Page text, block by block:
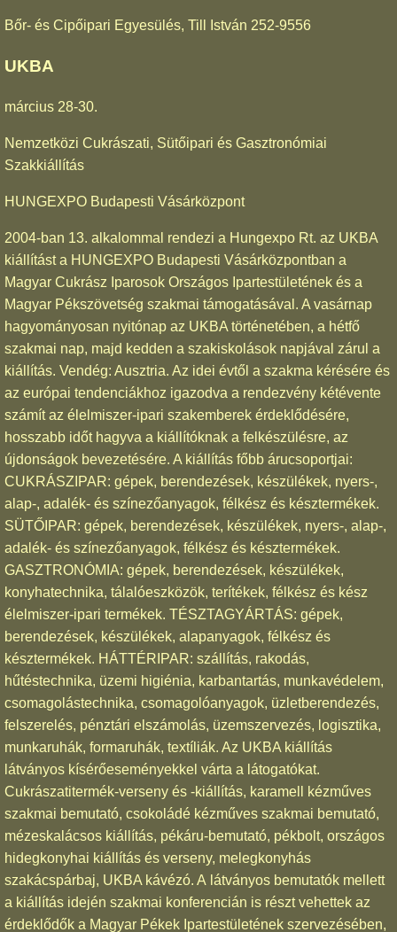
Bőr- és Cipőipari Egyesülés, Till István 252-9556
UKBA
március 28-30.
Nemzetközi Cukrászati, Sütőipari és Gasztronómiai
Szakkiállítás
HUNGEXPO Budapesti Vásárközpont
2004-ban 13. alkalommal rendezi a Hungexpo Rt. az UKBA
kiállítást a HUNGEXPO Budapesti Vásárközpontban a
Magyar Cukrász Iparosok Országos Ipartestületének és a
Magyar Pékszövetség szakmai támogatásával. A vasárnap
hagyományosan nyitónap az UKBA történetében, a hétfő
szakmai nap, majd kedden a szakiskolások napjával zárul a
kiállítás. Vendég: Ausztria. Az idei évtől a szakma kérésére és
az európai tendenciákhoz igazodva a rendezvény kétévente
számít az élelmiszer-ipari szakemberek érdeklődésére,
hosszabb időt hagyva a kiállítóknak a felkészülésre, az
újdonságok bevezetésére. A kiállítás főbb árucsoportjai:
CUKRÁSZIPAR: gépek, berendezések, készülékek, nyers-,
alap-, adalék- és színezőanyagok, félkész és késztermékek.
SÜTŐIPAR: gépek, berendezések, készülékek, nyers-, alap-,
adalék- és színezőanyagok, félkész és késztermékek.
GASZTRONÓMIA: gépek, berendezések, készülékek,
konyhatechnika, tálalóeszközök, terítékek, félkész és kész
élelmiszer-ipari termékek. TÉSZTAGYÁRTÁS: gépek,
berendezések, készülékek, alapanyagok, félkész és
késztermékek. HÁTTÉRIPAR: szállítás, rakodás,
hűtéstechnika, üzemi higiénia, karbantartás, munkavédelem,
csomagolástechnika, csomagolóanyagok, üzletberendezés,
felszerelés, pénztári elszámolás, üzemszervezés, logisztika,
munkaruhák, formaruhák, textíliák. Az UKBA kiállítás
látványos kísérőeseményekkel várta a látogatókat.
Cukrászatitermék-verseny és -kiállítás, karamell kézműves
szakmai bemutató, csokoládé kézműves szakmai bemutató,
mézeskalácsos kiállítás, pékáru-bemutató, pékbolt, országos
hidegkonyhai kiállítás és verseny, melegkonyhás
szakácspárbaj, UKBA kávézó. A látványos bemutatók mellett
a kiállítás idején szakmai konferencián is részt vehettek az
érdeklődők a Magyar Pékek Ipartestületének szervezésében,